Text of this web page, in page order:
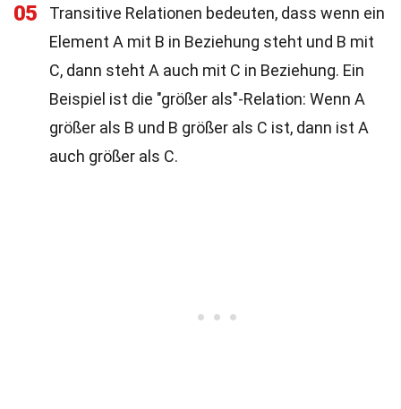
05
Transitive Relationen bedeuten, dass wenn ein
Element A mit B in Beziehung steht und B mit
C, dann steht A auch mit C in Beziehung. Ein
Beispiel ist die "größer als"-Relation: Wenn A
größer als B und B größer als C ist, dann ist A
auch größer als C.